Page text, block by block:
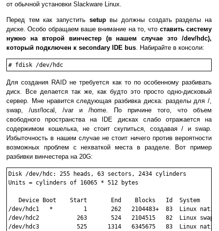
от обычной установки Slackware Linux.
Перед тем как запустить setupвы должны создать разделы на
диске. Особо обращаем ваше внимание на то, что ставить систему
нужно на второй винчестер (в нашем случае это /dev/hdc),
который подключен к secondary IDE bus. Набирайте в консоли:
Для создания RAID не требуется как то по особенному разбивать
диск. Все делается так же, как будто это просто одно-дисковый
сервер. Мне нравится следующая разбивка диска: разделы для /,
swap, /usr/local, /var и /home. По причине того, что объем
свободного пространства на IDE дисках слабо отражается на
содержимом кошелька, не стоит скупиться, создавая / и swap.
Избыточность в нашем случае не стоит ничего против вероятности
возможных проблем с нехваткой места в разделе. Вот пример
разбивки винчестера на 20G:
Disk /dev/hdc: 255 heads, 63 sectors, 2434 cylinders
Units = cylinders of 16065 * 512 bytes
   Device Boot    Start       End    Blocks   Id  System
/dev/hdc1   *         1       262   2104483+  83  Linux
/dev/hdc2           263       524   2104515   82  Linux swap
/dev/hdc3           525      1314   6345675   83  Linux